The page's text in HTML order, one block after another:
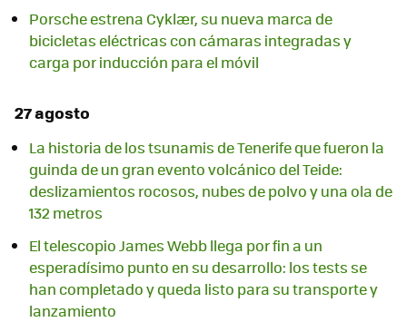
Porsche estrena Cyklær, su nueva marca de
bicicletas eléctricas con cámaras integradas y
carga por inducción para el móvil
27 agosto
La historia de los tsunamis de Tenerife que fueron la
guinda de un gran evento volcánico del Teide:
deslizamientos rocosos, nubes de polvo y una ola de
132 metros
El telescopio James Webb llega por fin a un
esperadísimo punto en su desarrollo: los tests se
han completado y queda listo para su transporte y
lanzamiento